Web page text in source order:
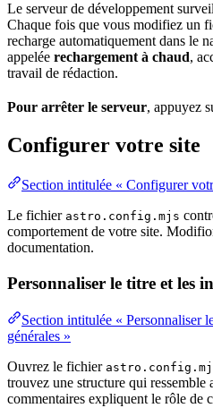
Le serveur de développement
Chaque fois que vous modifiez un
recharge automatiquement dans le
appelée rechargement à chaud,
travail de rédaction.
Pour arrêter le serveur, appuyez
Configurer votre site
Section intitulée « Configurer
Le fichier astro.config.mjs
comportement de votre site.
documentation.
Personnaliser le titre et les
Section intitulée « Personnaliser
générales »
Ouvrez le fichier
trouvez une structure qui ressemble
commentaires expliquent le rôle de